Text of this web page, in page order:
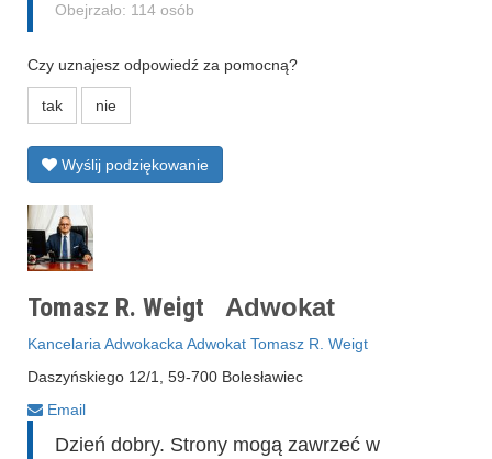
Obejrzało: 114 osób
Czy uznajesz odpowiedź za pomocną?
tak nie
Wyślij podziękowanie
Tomasz R. Weigt Adwokat
Kancelaria Adwokacka Adwokat Tomasz R. Weigt
Daszyńskiego 12/1, 59-700 Bolesławiec
Email
Dzień dobry. Strony mogą zawrzeć w